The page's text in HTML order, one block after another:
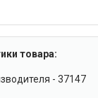
товара:
- 37147